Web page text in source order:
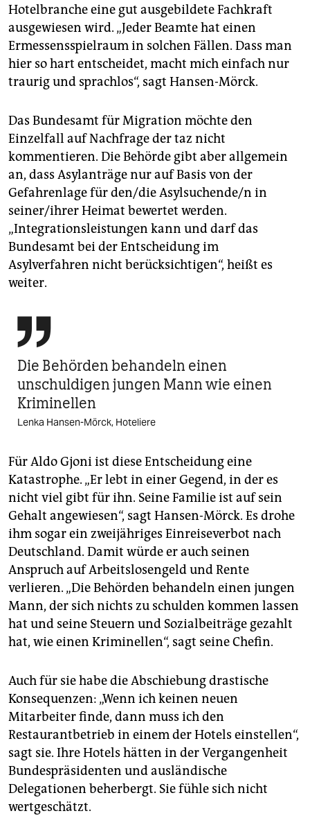
Hotelbranche eine gut ausgebildete Fachkraft
ausgewiesen wird. „Jeder Beamte hat einen
Ermessensspielraum in solchen Fällen. Dass man
hier so hart entscheidet, macht mich einfach nur
traurig und sprachlos“, sagt Hansen-Mörck.
Das Bundesamt für Migration möchte den
Einzelfall auf Nachfrage der taz nicht
kommentieren. Die Behörde gibt aber allgemein
an, dass Asylanträge nur auf Basis von der
Gefahrenlage für den/die Asylsuchende/n in
seiner/ihrer Heimat bewertet werden.
„Integrationsleistungen kann und darf das
Bundesamt bei der Entscheidung im
Asylverfahren nicht berücksichtigen“, heißt es
weiter.

Die Behörden behandeln einen
unschuldigen jungen Mann wie einen
Kriminellen
Lenka Hansen-Mörck, Hoteliere
Für Aldo Gjoni ist diese Entscheidung eine
Katastrophe. „Er lebt in einer Gegend, in der es
nicht viel gibt für ihn. Seine Familie ist auf sein
Gehalt angewiesen“, sagt Hansen-Mörck. Es drohe
ihm sogar ein zweijähriges Einreiseverbot nach
Deutschland. Damit würde er auch seinen
Anspruch auf Arbeitslosengeld und Rente
verlieren. „Die Behörden behandeln einen jungen
Mann, der sich nichts zu schulden kommen lassen
hat und seine Steuern und Sozialbeiträge gezahlt
hat, wie einen Kriminellen“, sagt seine Chefin.
Auch für sie habe die Abschiebung drastische
Konsequenzen: „Wenn ich keinen neuen
Mitarbeiter finde, dann muss ich den
Restaurantbetrieb in einem der Hotels einstellen“,
sagt sie. Ihre Hotels hätten in der Vergangenheit
Bundespräsidenten und ausländische
Delegationen beherbergt. Sie fühle sich nicht
wertgeschätzt.